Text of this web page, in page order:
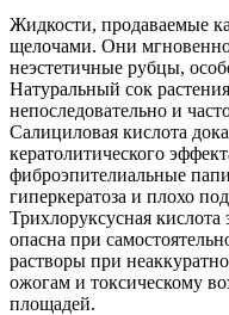
Жидкости, продаваемые
щелочами. Они
неэстетичные рубцы,
Натуральный сок
непоследовательно и
Салициловая кислота
кератолитического
фиброэпителиальные
гиперкератоза и плохо
Трихлоруксусная
опасна при
растворы при
ожогам и токсическому
площадей.